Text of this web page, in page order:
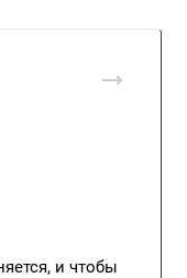
и чтобы